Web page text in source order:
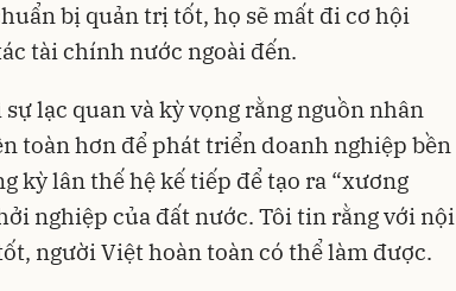
bị quản trị tốt, họ sẽ mất đi cơ hội
tài chính nước ngoài đến.
lạc quan và kỳ vọng rằng nguồn nhân
toàn hơn để phát triển doanh nghiệp bền
kỳ lân thế hệ kế tiếp để tạo ra “xương
nghiệp của đất nước. Tôi tin rằng với nội
người Việt hoàn toàn có thể làm được.